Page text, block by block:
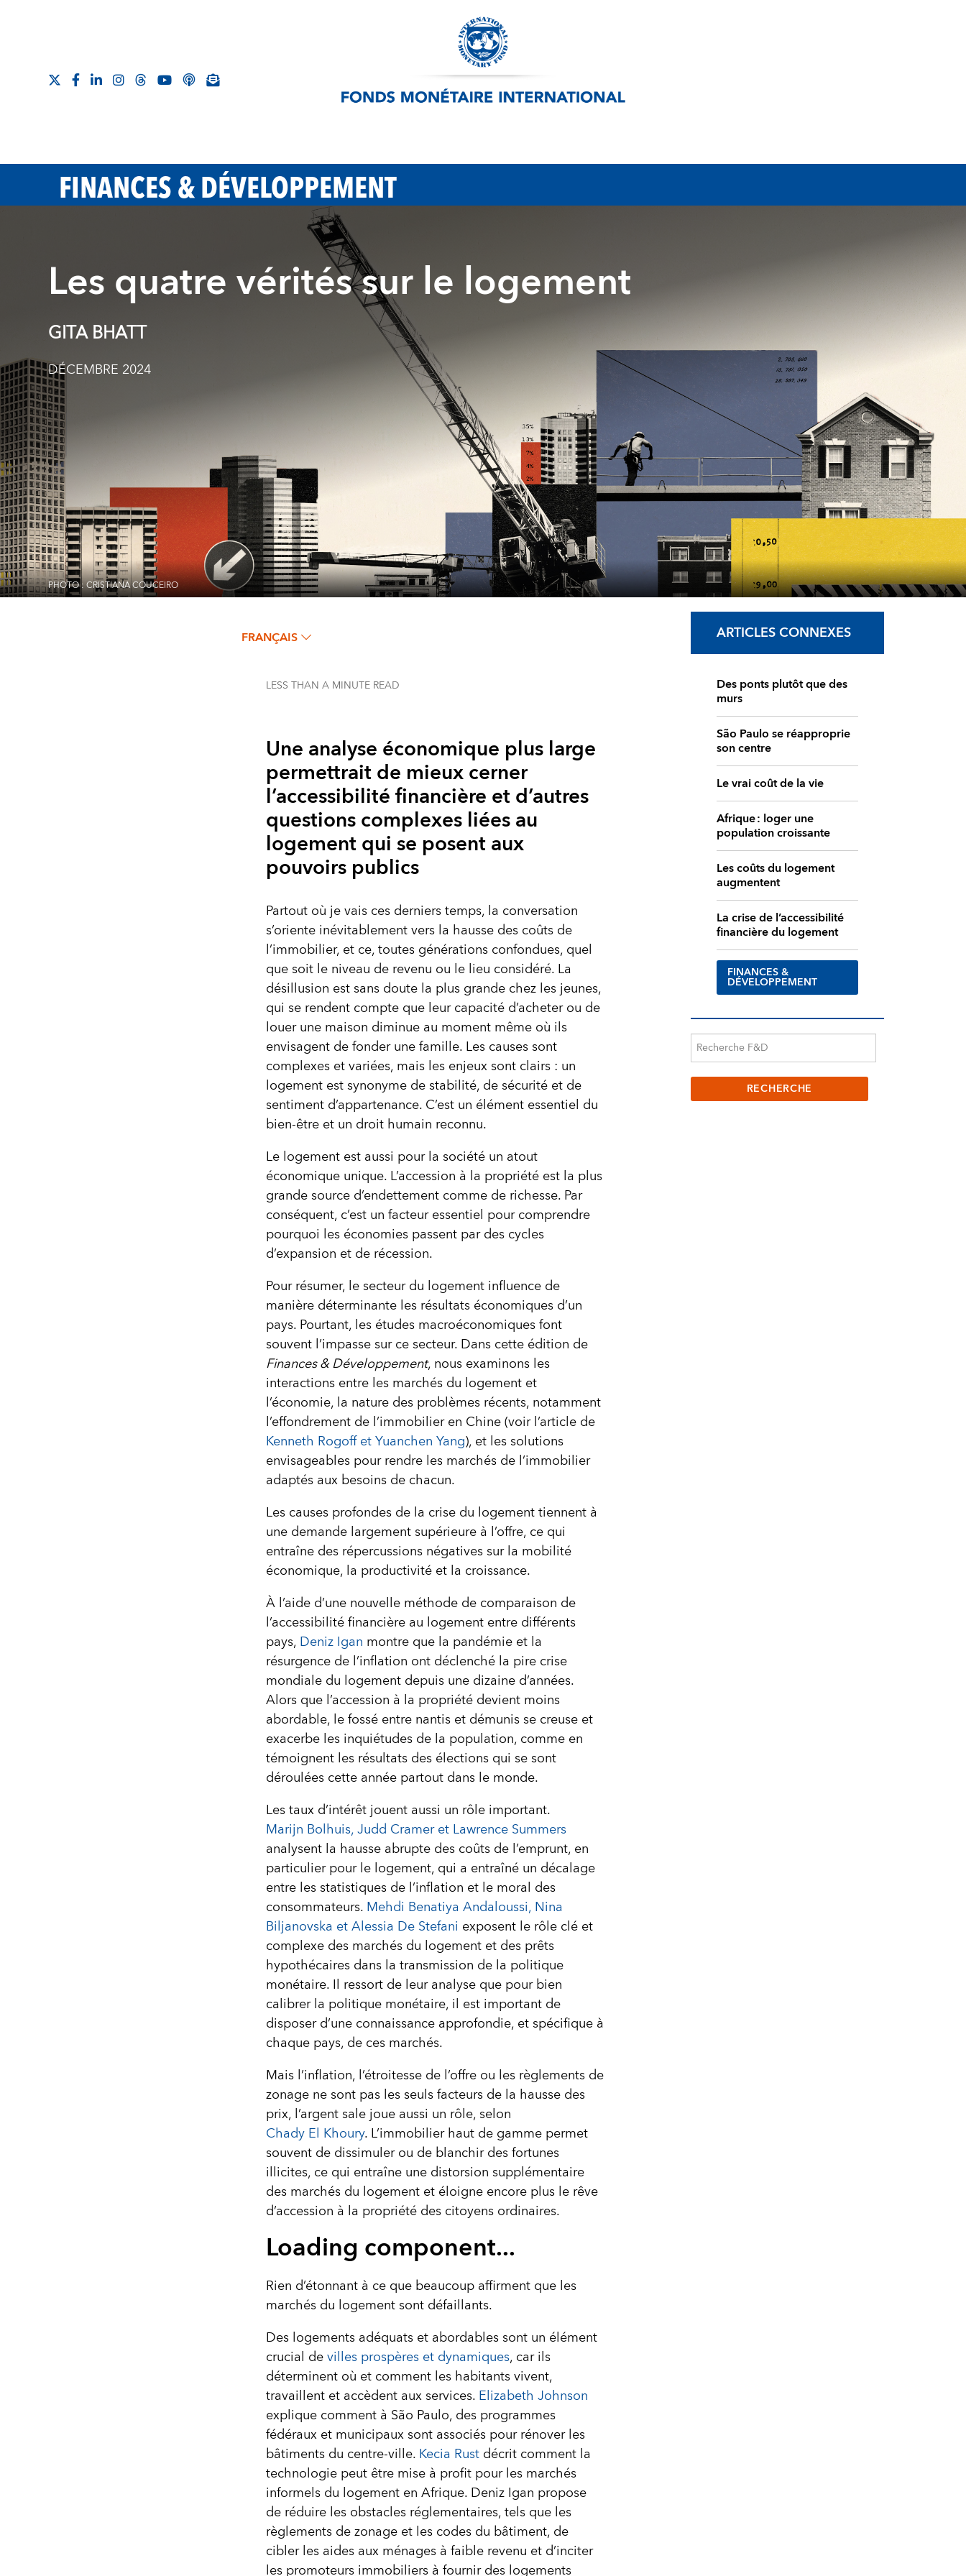
FINANCES & DÉVELOPPEMENT
Les quatre vérités sur le logement
GITA BHATT
DÉCEMBRE 2024
PHOTO : CRISTIANA COUCEIRO
FRANÇAIS
LESS THAN A MINUTE READ
Une analyse économique plus large
permettrait de mieux cerner
l’accessibilité financière et d’autres
questions complexes liées au
logement qui se posent aux
pouvoirs publics
Partout où je vais ces derniers temps, la conversation
s’oriente inévitablement vers la hausse des coûts de
l’immobilier, et ce, toutes générations confondues, quel
que soit le niveau de revenu ou le lieu considéré. La
désillusion est sans doute la plus grande chez les jeunes,
qui se rendent compte que leur capacité d’acheter ou de
louer une maison diminue au moment même où ils
envisagent de fonder une famille. Les causes sont
complexes et variées, mais les enjeux sont clairs : un
logement est synonyme de stabilité, de sécurité et de
sentiment d’appartenance. C’est un élément essentiel du
bien-être et un droit humain reconnu.
Le logement est aussi pour la société un atout
économique unique. L’accession à la propriété est la plus
grande source d’endettement comme de richesse. Par
conséquent, c’est un facteur essentiel pour comprendre
pourquoi les économies passent par des cycles
d’expansion et de récession.
Pour résumer, le secteur du logement influence de
manière déterminante les résultats économiques d’un
pays. Pourtant, les études macroéconomiques font
souvent l’impasse sur ce secteur. Dans cette édition de
Finances & Développement, nous examinons les
interactions entre les marchés du logement et
l’économie, la nature des problèmes récents, notamment
l’effondrement de l’immobilier en Chine (voir l’article de
Kenneth Rogoff et Yuanchen Yang), et les solutions
envisageables pour rendre les marchés de l’immobilier
adaptés aux besoins de chacun.
Les causes profondes de la crise du logement tiennent à
une demande largement supérieure à l’offre, ce qui
entraîne des répercussions négatives sur la mobilité
économique, la productivité et la croissance.
À l’aide d’une nouvelle méthode de comparaison de
l’accessibilité financière au logement entre différents
pays,Deniz Igan montre que la pandémie et la
résurgence de l’inflation ont déclenché la pire crise
mondiale du logement depuis une dizaine d’années.
Alors que l’accession à la propriété devient moins
abordable, le fossé entre nantis et démunis se creuse et
exacerbe les inquiétudes de la population, comme en
témoignent les résultats des élections qui se sont
déroulées cette année partout dans le monde.
Les taux d’intérêt jouent aussi un rôle important.
Marijn Bolhuis, Judd Cramer et Lawrence Summers
analysent la hausse abrupte des coûts de l’emprunt, en
particulier pour le logement, qui a entraîné un décalage
entre les statistiques de l’inflation et le moral des
consommateurs.Mehdi Benatiya Andaloussi, Nina
Biljanovska et Alessia De Stefani exposent le rôle clé et
complexe des marchés du logement et des prêts
hypothécaires dans la transmission de la politique
monétaire. Il ressort de leur analyse que pour bien
calibrer la politique monétaire, il est important de
disposer d’une connaissance approfondie, et spécifique à
chaque pays, de ces marchés.
Mais l’inflation, l’étroitesse de l’offre ou les règlements de
zonage ne sont pas les seuls facteurs de la hausse des
prix, l’argent sale joue aussi un rôle, selon
Chady El Khoury. L’immobilier haut de gamme permet
souvent de dissimuler ou de blanchir des fortunes
illicites, ce qui entraîne une distorsion supplémentaire
des marchés du logement et éloigne encore plus le rêve
d’accession à la propriété des citoyens ordinaires.
Loading component...
Rien d’étonnant à ce que beaucoup affirment que les
marchés du logement sont défaillants.
Des logements adéquats et abordables sont un élément
crucial devilles prospères et dynamiques, car ils
déterminent où et comment les habitants vivent,
travaillent et accèdent aux services.Elizabeth Johnson
explique comment à São Paulo, des programmes
fédéraux et municipaux sont associés pour rénover les
bâtiments du centre-ville.Kecia Rustdécrit comment la
technologie peut être mise à profit pour les marchés
informels du logement en Afrique. Deniz Igan propose
de réduire les obstacles réglementaires, tels que les
règlements de zonage et les codes du bâtiment, de
cibler les aides aux ménages à faible revenu et d’inciter
les promoteurs immobiliers à fournir des logements
ARTICLES CONNEXES
Des ponts plutôt que des
murs
São Paulo se réapproprie
son centre
Le vrai coût de la vie
Afrique : loger une
population croissante
Les coûts du logement
augmentent
La crise de l’accessibilité
financière du logement
FINANCES &
DÉVELOPPEMENT